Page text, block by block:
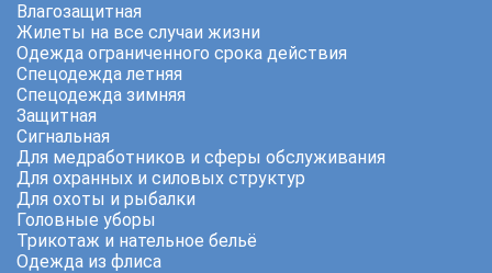
Влагозащитная
Жилеты на все случаи жизни
Одежда ограниченного срока действия
Спецодежда летняя
Спецодежда зимняя
Защитная
Сигнальная
Для медработников и сферы обслуживания
Для охранных и силовых структур
Для охоты и рыбалки
Головные уборы
Трикотаж и нательное бельё
Одежда из флиса